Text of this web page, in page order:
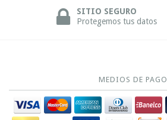
SITIO SEGURO
Protegemos tus datos
MEDIOS DE PAGO